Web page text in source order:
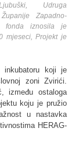
Udruga
Zapadno-
fonda iznosila je
mjeseci, Projekt je
inkubatoru koji je
zoni Zvirići.
između ostaloga
koju je pružio
u nastavka
HERAG-